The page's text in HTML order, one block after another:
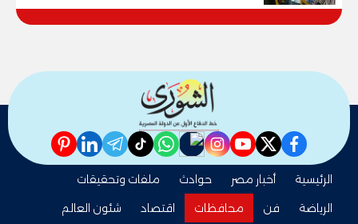
facebook
twitter
youtube
instagram
nabd
whatsapp
tiktok
telegram
linkedin
pinterest
الرئيسية أخبار مصر حوادث
ملفات وتحقيقات
الرياضة
فن محافظات اقتصاد
شئون العالم